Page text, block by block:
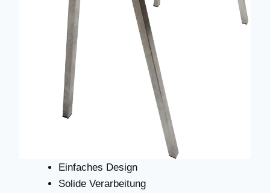
Einfaches Design
Solide Verarbeitung